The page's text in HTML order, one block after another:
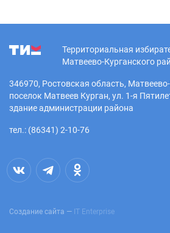
Территориальная
Матвеево-Курганского
346970, Ростовская область,
поселок Матвеев Курган, ул. 1-я
здание администрации района
тел.: (86341) 2-10-76
Создание сайта — IT Enterprise